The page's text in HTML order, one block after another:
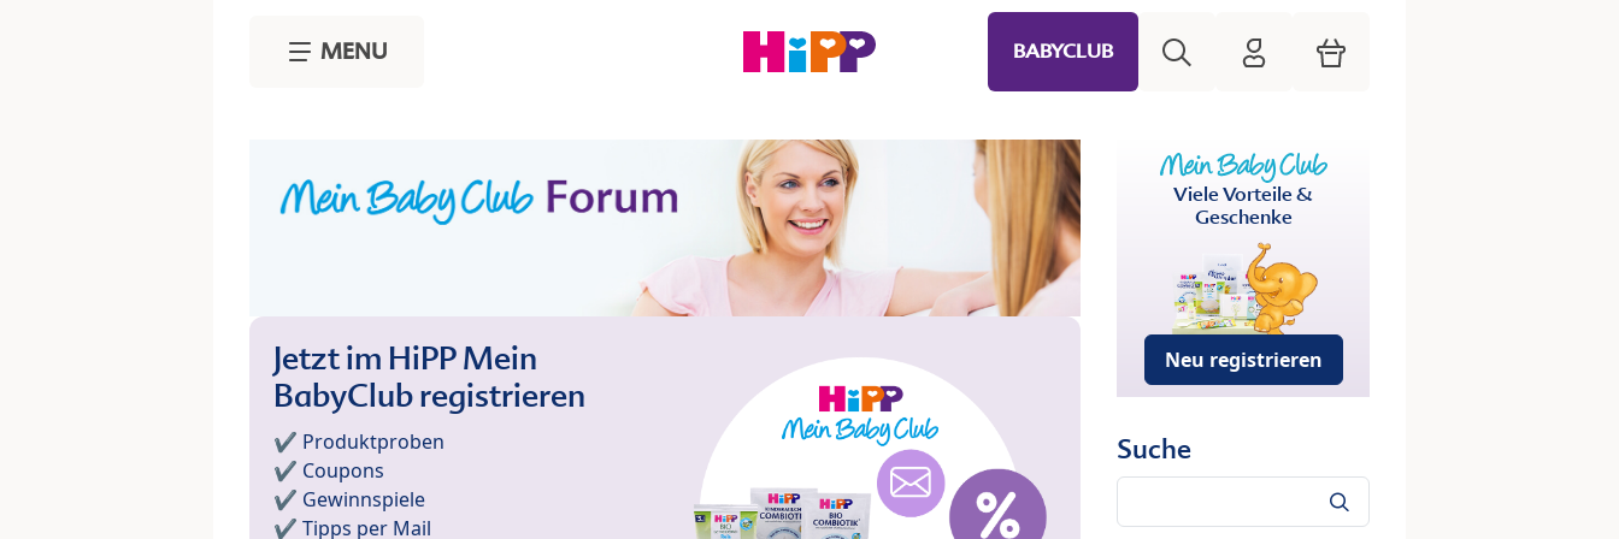
MENU BABYCLUB HiPP Mein Babyclub
Warenkorb
Jetzt im HiPP Mein
BabyClub registrieren
✔️ Produktproben
✔️ Coupons
✔️ Gewinnspiele
✔️ Tipps per Mail
Viele Vorteile &
Geschenke
Neu registrieren
Suche